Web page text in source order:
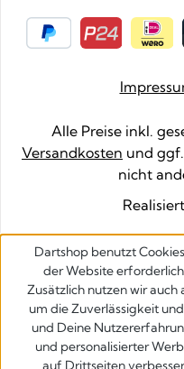
Alle Preise inkl.
Versandkosten und
nicht
Dartshop benutzt
der Website
Zusätzlich nutzen wir auch
um die Zuverlässigkeit
und Deine
und personalisierter
auf Drittseiten